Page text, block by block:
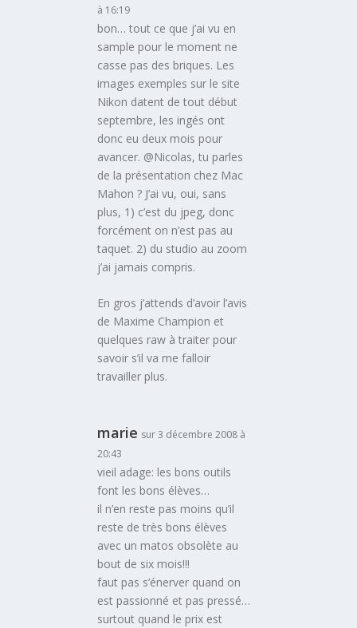
à 16:19
bon… tout ce que j’ai vu en
sample pour le moment ne
casse pas des briques. Les
images exemples sur le site
Nikon datent de tout début
septembre, les ingés ont
donc eu deux mois pour
avancer. @Nicolas, tu parles
de la présentation chez Mac
Mahon ? J’ai vu, oui, sans
plus, 1) c’est du jpeg, donc
forcément on n’est pas au
taquet. 2) du studio au zoom
j’ai jamais compris.
En gros j’attends d’avoir l’avis
de Maxime Champion et
quelques raw à traiter pour
savoir s’il va me falloir
travailler plus.
marie sur 3 décembre 2008 à
20:43
vieil adage: les bons outils
font les bons élèves…
il n’en reste pas moins qu’il
reste de très bons élèves
avec un matos obsolète au
bout de six mois!!!
faut pas s’énerver quand on
est passionné et pas pressé…
surtout quand le prix est